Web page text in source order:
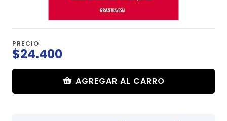
PRECIO
$24.400
AGREGAR AL CARRO